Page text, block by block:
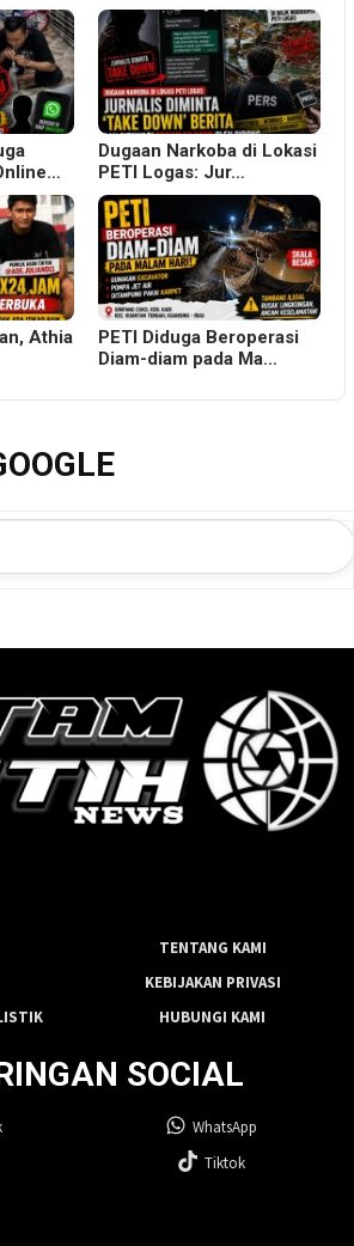
Dugaan Narkoba di Lokasi
PETI Logas: Jur…
Athia
PETI Diduga Beroperasi
Diam-diam pada Ma…
TENTANG KAMI
KEBIJAKAN PRIVASI
HUBUNGI KAMI
SOCIAL
WhatsApp
Tiktok